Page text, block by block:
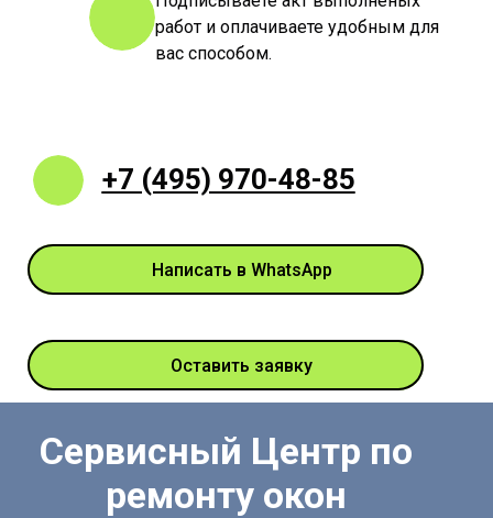
работ и оплачиваете удобным для
вас способом.
+7 (495) 970-48-85
Оставить заявку
Написать в WhatsApp
Сервисный Центр по
ремонту окон